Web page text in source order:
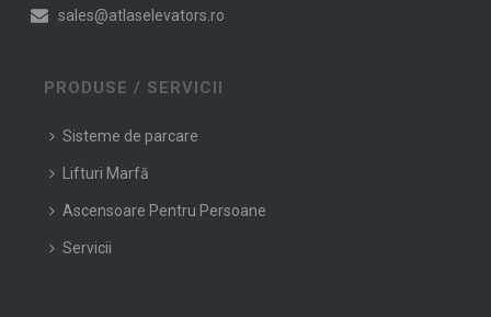
sales@atlaselevators.ro
PRODUSE / SERVICII
Sisteme de parcare
Lifturi Marfă
Ascensoare Pentru Persoane
Servicii